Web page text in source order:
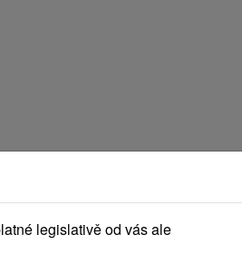
legislativě od vás ale